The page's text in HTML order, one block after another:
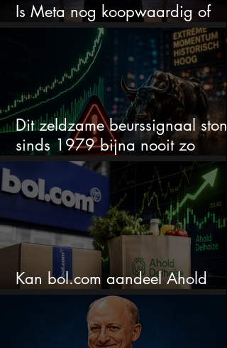
Is Meta nog koopwaardig of
wordt het tijd om te verkopen?
Dit zeldzame beurssignaal stond
sinds 1979 bijna nooit zo
extreem
Kan bol.com aandeel Ahold
nieuw leven inblazen?